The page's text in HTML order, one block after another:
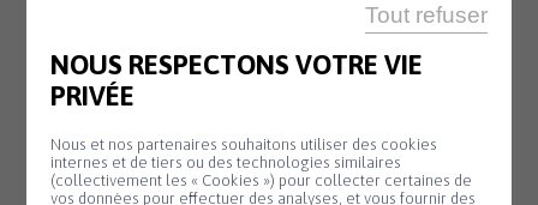
NOUS RESPECTONS VOTRE VIE
PRIVÉE
Nous et nos partenaires souhaitons utiliser des cookies
internes et de tiers ou des technologies similaires
(collectivement les « Cookies ») pour collecter certaines de
vos données pour effectuer des analyses, et vous fournir des
Tout refuser
En savoir plus
20 H 45